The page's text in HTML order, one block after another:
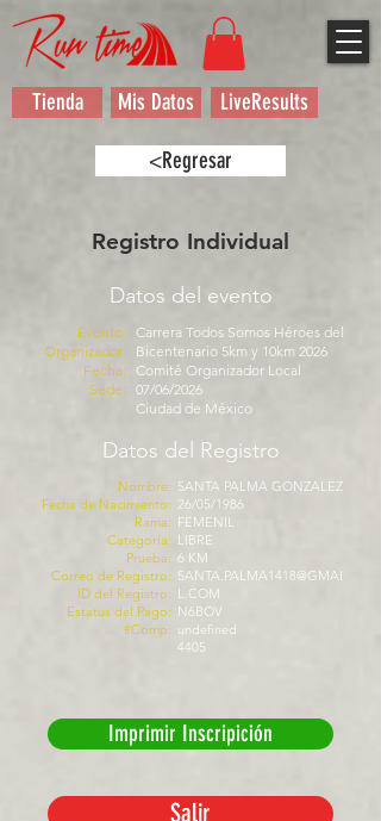
Tienda Mis Datos LiveResults
<Regresar
Registro Individual
Datos del evento
Evento:
Organizador:
Fecha:
Sede:
Carrera Todos Somos Héroes del
Bicentenario 5km y 10km 2026
Comité Organizador Local
07/06/2026
Ciudad de México
Datos del Registro
Nombre:
Fecha de Nacimiento:
Rama:
Categoría:
Prueba:
Correo de Registro:
ID del Registro:
Estatus del Pago:
#Comp:
SANTA PALMA GONZALEZ
26/05/1986
FEMENIL
LIBRE
6 KM
SANTA.PALMA1418@GMAI
L.COM
N6BOV
undefined
4405
Imprimir Inscripición
Salir